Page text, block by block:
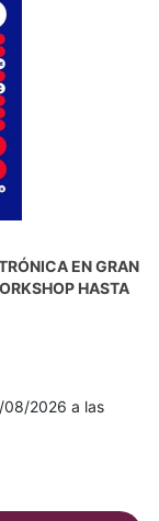
EN GRAN
HASTA
08/2026 a las